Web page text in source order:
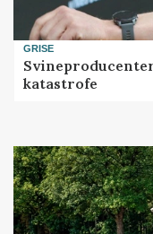
GRISE
katastrofe